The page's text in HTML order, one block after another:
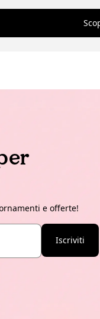
e offerte!
Iscriviti